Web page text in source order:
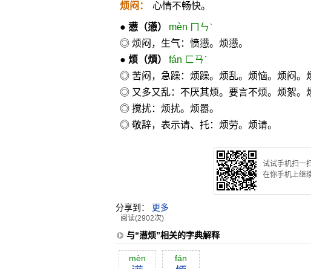
烦闷： 心情不畅快。
● 懑（懣）
mèn ㄇㄣˋ
◎ 烦闷，生气：愤懑。烦懑。
● 烦 （煩）
fán ㄈㄢˊ
◎ 苦闷，急躁：烦躁。烦乱。烦恼。烦闷。
◎ 又多又乱：不厌其烦。要言不烦。烦絮。
◎ 搅扰：烦扰。烦嚣。
◎ 敬辞，表示请、托：烦劳。烦请。
试试手机扫一
在你手机上继
分享到： 更多
阅读(2902次)
与“懑烦”相关的字典解释
mèn fán